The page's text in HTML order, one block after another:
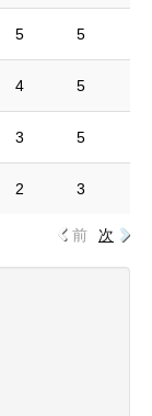
5 5
4 5
3 5
2 3
前 次